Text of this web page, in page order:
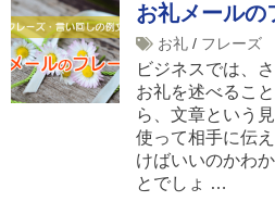
お礼メールの
お礼 / フレーズ
ビジネスでは、
お礼を述べるこ
ら、文章という
使って相手に伝
けばいいのかわ
とでしょ …